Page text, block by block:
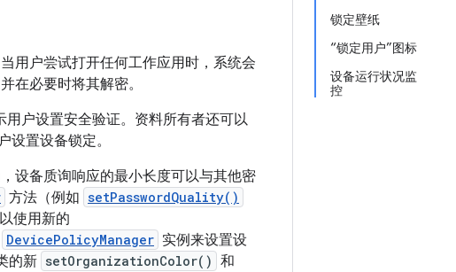
锁定壁纸
“锁定用户”图标
设备运行状况监
控
用户尝试打开任何工作应用时，系统会
在必要时将其解密。
户设置安全验证。资料所有者还可以
设置设备锁定。
设备质询响应的最小长度可以与其他密
方法（例如 setPasswordQuality()
使用新的
DevicePolicyManager 实例来设置设
的新 setOrganizationColor() 和